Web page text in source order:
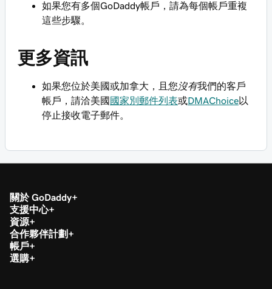
如果您有多個GoDaddy帳戶，請為每個帳戶重複
這些步驟。
更多資訊
如果您位於美國或加拿大，且您沒有我們的客戶
帳戶，請洽美國 國家別郵件列表或DMAChoice 以
停止接收電子郵件。
關於 GoDaddy
支援中心
資源
合作夥伴計劃
帳戶
選購